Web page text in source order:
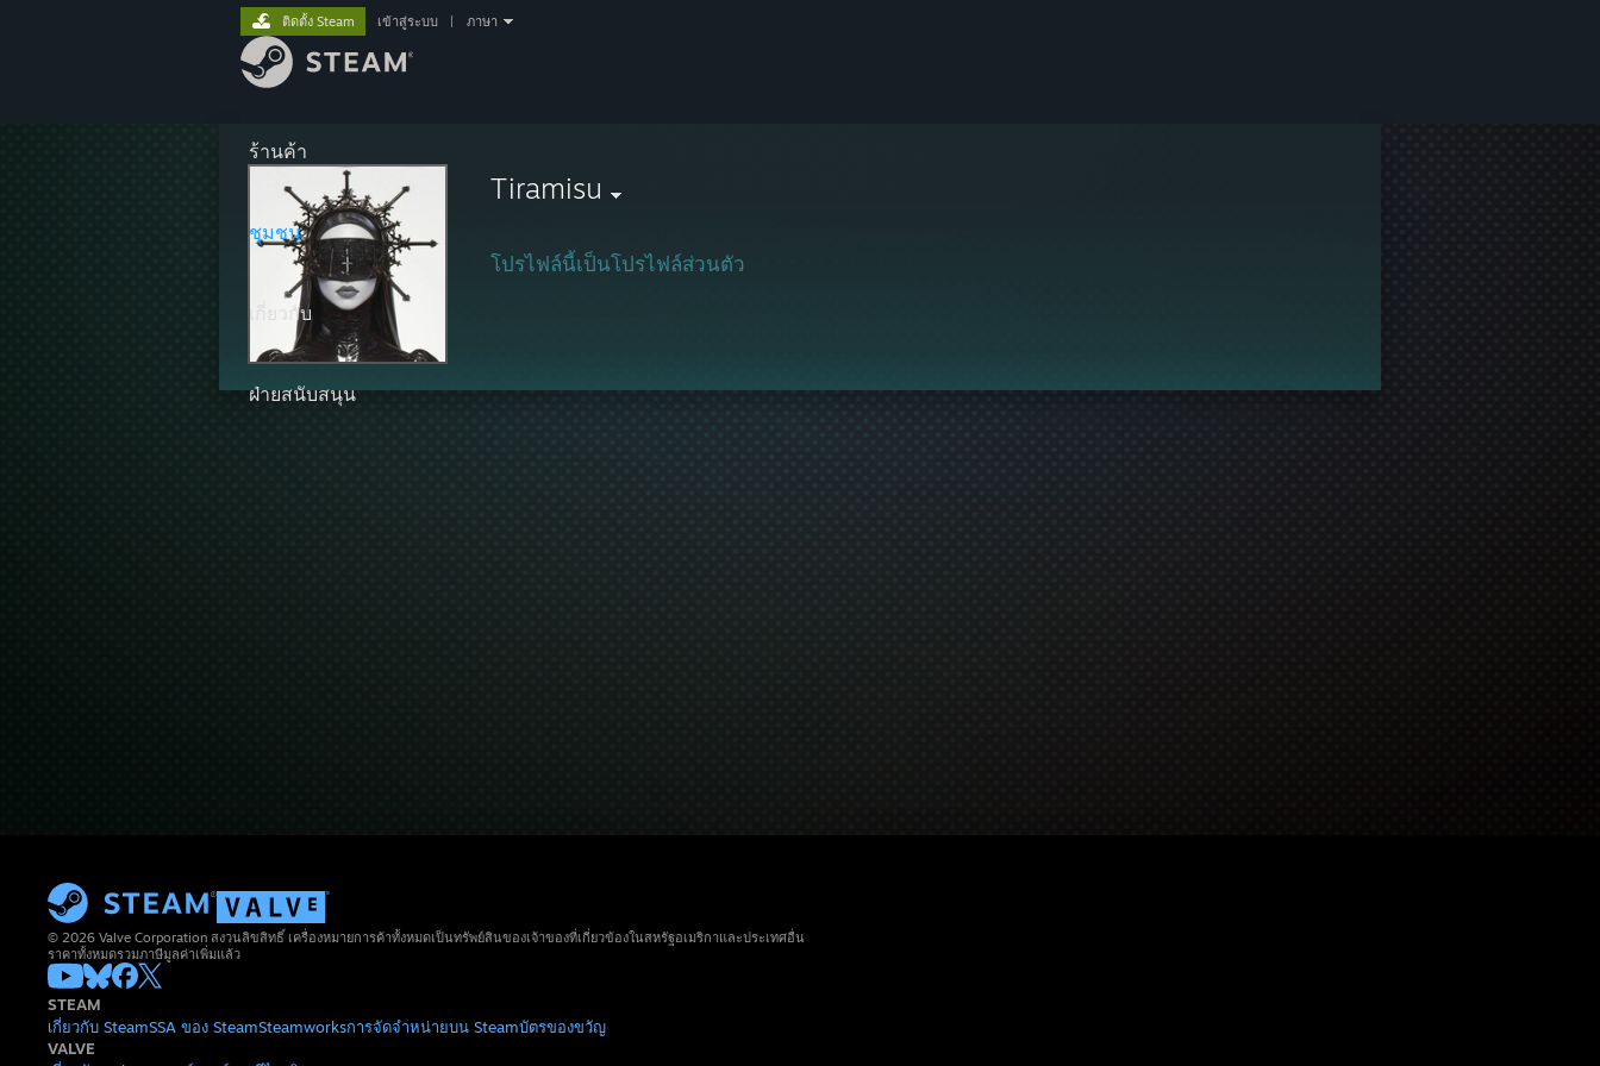
ร้านค้า
ชุมชน
เกี่ยวกับ
ฝ่ายสนับสนุน
ติดตั้ง Steam เข้าสู่ระบบ ภาษา
Tiramisu
โปรไฟล์นี้เป็นโปรไฟล์ส่วนตัว
© 2026 Valve Corporation สงวนลิขสิทธิ์ เครื่องหมายการค้าทั้งหมดเป็นทรัพย์สินของเจ้าของที่เกี่ยวข้องในสหรัฐอเมริกาและประเทศอื่น
ราคาทั้งหมดรวมภาษีมูลค่าเพิ่มแล้ว
STEAM
เกี่ยวกับ SteamSSA ของ SteamSteamworksการจัดจำหน่ายบน Steamบัตรของขวัญ
VALVE